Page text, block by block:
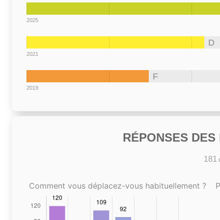
2025
D
2021
F
2019
RÉPONSES
181
Comment vous déplacez-vous habituellement ?